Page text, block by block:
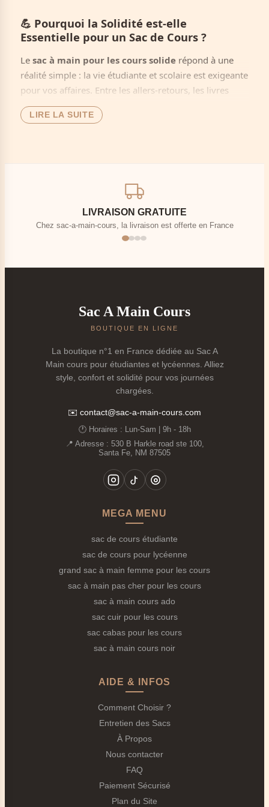
💪 Pourquoi la Solidité est-elle
Essentielle pour un Sac de Cours ?
Le sac à main pour les cours solide répond à une
réalité simple : la vie étudiante et scolaire est exigeante
pour vos affaires. Entre les allers-retours, les livres
lourds, les ordinateurs et les intempéries, votre sac
subit des contraintes que peu d'accessoires urbains
racheter chaque année.
tranquillité d'esprit: pas de mauvaise
surprise en pleine journée.
respect pour vos affaires
Ce souci de solidité se retrouve dans toute notre
collection principale Sac de cours femme
quotidien.
Les 5 Piliers de la Solidité d’un Sac à
Main pour les Cours Solide
Les Coutures Renforcées🧵
Là où la plupart des sacs lâchent, unsac à main pour
tient bon :
Points renforcés: aux anses, aux angles, aux
Double couture: sur les zones de tension
Finitions soignées: pas de fils qui dépassent ou
s'effilochent.
Les Matériaux Durables🛡️
Sélectionnés pour résister, nos sacs à main pour les
sont conçus pour durer :
Cuirs et simili résistants: épaisseur minimum 1,2
Nylons renforcés: pour les sacs les plus légers
Revêtements protecteurs: imperméabilisants,
anti-UV, anti-déchirure.
Les Fermetures Fiables 🔒
LIRE LA SUITE
LIVRAISON GRATUITE
Chez sac-a-main-cours, la livraison est offerte en France
Sac A Main Cours
BOUTIQUE EN LIGNE
La boutique n°1 en France dédiée au Sac A
Main cours pour étudiantes et lycéennes. Alliez
style, confort et solidité pour vos journées
chargées.
✉️ contact@sac-a-main-cours.com
🕐 Horaires : Lun‑Sam | 9h - 18h
📍 Adresse : 530 B Harkle road ste 100,
Santa Fe, NM 87505
MEGA MENU
sac de cours étudiante
sac de cours pour lycéenne
grand sac à main femme pour les cours
sac à main pas cher pour les cours
sac à main cours ado
sac cuir pour les cours
sac cabas pour les cours
sac à main cours noir
AIDE & INFOS
Comment Choisir ?
Entretien des Sacs
À Propos
Nous contacter
FAQ
Paiement Sécurisé
Plan du Site